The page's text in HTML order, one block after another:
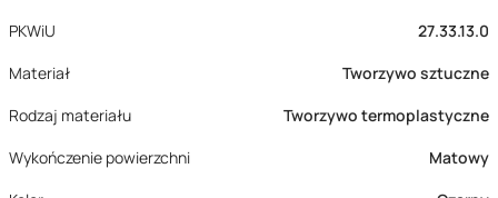
PKWiU
27.33.13.0
Materiał
Tworzywo sztuczne
Rodzaj materiału
Tworzywo termoplastyczne
Wykończenie powierzchni
Matowy